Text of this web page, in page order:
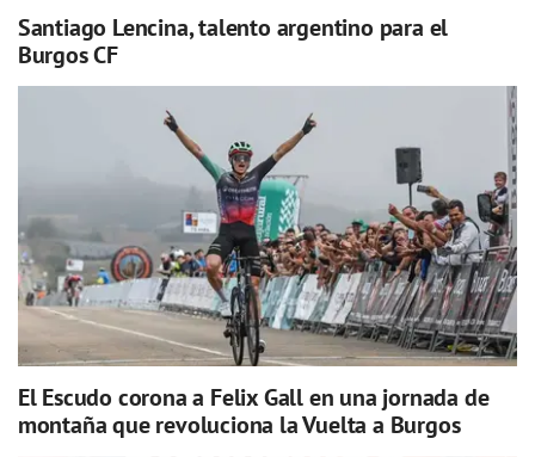
Santiago Lencina, talento argentino para el
Burgos CF
El Escudo corona a Felix Gall en una jornada de
montaña que revoluciona la Vuelta a Burgos